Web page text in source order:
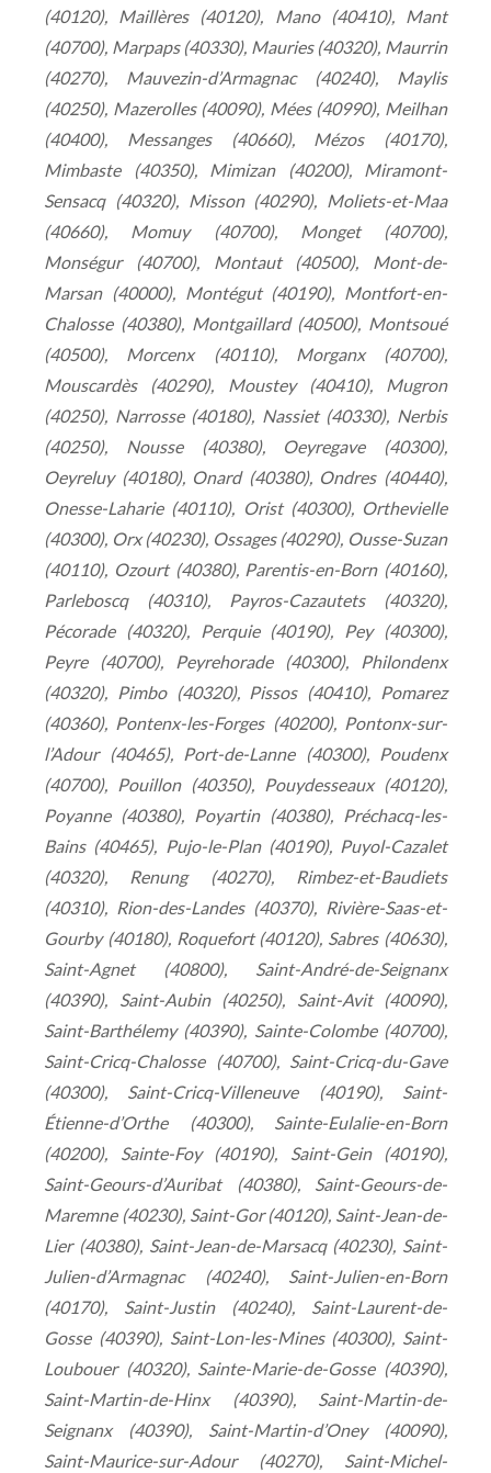
(40120), Maillères (40120), Mano (40410), Mant
(40700), Marpaps (40330), Mauries (40320), Maurrin
(40270), Mauvezin-d’Armagnac (40240), Maylis
(40250), Mazerolles (40090), Mées (40990), Meilhan
(40400), Messanges (40660), Mézos (40170),
Mimbaste (40350), Mimizan (40200), Miramont-
Sensacq (40320), Misson (40290), Moliets-et-Maa
(40660), Momuy (40700), Monget (40700),
Monségur (40700), Montaut (40500), Mont-de-
Marsan (40000), Montégut (40190), Montfort-en-
Chalosse (40380), Montgaillard (40500), Montsoué
(40500), Morcenx (40110), Morganx (40700),
Mouscardès (40290), Moustey (40410), Mugron
(40250), Narrosse (40180), Nassiet (40330), Nerbis
(40250), Nousse (40380), Oeyregave (40300),
Oeyreluy (40180), Onard (40380), Ondres (40440),
Onesse-Laharie (40110), Orist (40300), Orthevielle
(40300), Orx (40230), Ossages (40290), Ousse-Suzan
(40110), Ozourt (40380), Parentis-en-Born (40160),
Parleboscq (40310), Payros-Cazautets (40320),
Pécorade (40320), Perquie (40190), Pey (40300),
Peyre (40700), Peyrehorade (40300), Philondenx
(40320), Pimbo (40320), Pissos (40410), Pomarez
(40360), Pontenx-les-Forges (40200), Pontonx-sur-
l’Adour (40465), Port-de-Lanne (40300), Poudenx
(40700), Pouillon (40350), Pouydesseaux (40120),
Poyanne (40380), Poyartin (40380), Préchacq-les-
Bains (40465), Pujo-le-Plan (40190), Puyol-Cazalet
(40320), Renung (40270), Rimbez-et-Baudiets
(40310), Rion-des-Landes (40370), Rivière-Saas-et-
Gourby (40180), Roquefort (40120), Sabres (40630),
Saint-Agnet (40800), Saint-André-de-Seignanx
(40390), Saint-Aubin (40250), Saint-Avit (40090),
Saint-Barthélemy (40390), Sainte-Colombe (40700),
Saint-Cricq-Chalosse (40700), Saint-Cricq-du-Gave
(40300), Saint-Cricq-Villeneuve (40190), Saint-
Étienne-d’Orthe (40300), Sainte-Eulalie-en-Born
(40200), Sainte-Foy (40190), Saint-Gein (40190),
Saint-Geours-d’Auribat (40380), Saint-Geours-de-
Maremne (40230), Saint-Gor (40120), Saint-Jean-de-
Lier (40380), Saint-Jean-de-Marsacq (40230), Saint-
Julien-d’Armagnac (40240), Saint-Julien-en-Born
(40170), Saint-Justin (40240), Saint-Laurent-de-
Gosse (40390), Saint-Lon-les-Mines (40300), Saint-
Loubouer (40320), Sainte-Marie-de-Gosse (40390),
Saint-Martin-de-Hinx (40390), Saint-Martin-de-
Seignanx (40390), Saint-Martin-d’Oney (40090),
Saint-Maurice-sur-Adour (40270), Saint-Michel-